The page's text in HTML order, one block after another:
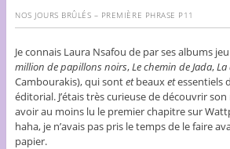
NOS JOURS BRÛLÉS – PREMIÈRE PHRASE P11
Je connais Laura Nsafou de par ses albums
million de papillons noirs,Le chemin de Jada,La
Cambourakis), qui sontetbeauxetessentiels
éditorial. J’étais très curieuse de découvrir son
avoir au moins lu le premier chapitre sur
haha, je n’avais pas pris le temps de le faire
papier.